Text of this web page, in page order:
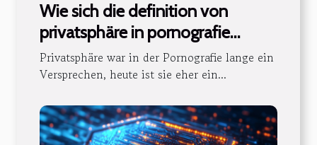
Wie sich die definition von
privatsphäre in pornografie
verändert
Privatsphäre war in der Pornografie lange ein
Versprechen, heute ist sie eher ein...